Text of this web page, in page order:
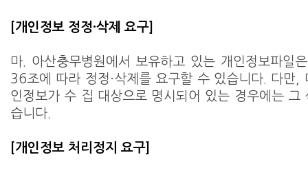
[개인정보 정정·삭제 요구]
마. 아산충무병원에서 보유하고 있는 개인정보파일
36조에 따라 정정·삭제를 요구할 수 있습니다. 다만,
인정보가 수 집 대상으로 명시되어 있는 경우에는 그
습니다.
[개인정보 처리정지 요구]